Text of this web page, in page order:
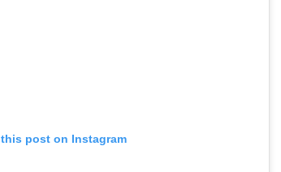
post on Instagram